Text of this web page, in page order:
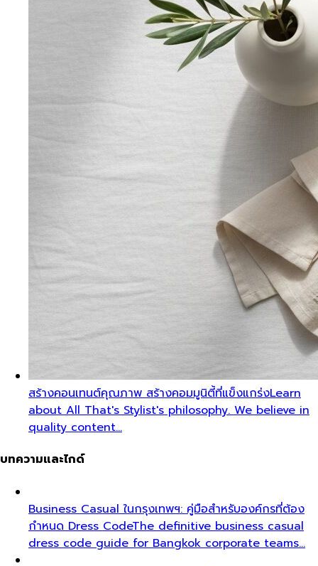
สร้างคอนเทนต์คุณภาพ สร้างคอมมูนิตี้ที่แข็งแกร่งLearn
about All That's Stylist's philosophy. We believe in
quality content…
บทความและไกด์
Business Casual ในกรุงเทพฯ: คู่มือสำหรับองค์กรที่ต้อง
กำหนด Dress CodeThe definitive business casual
dress code guide for Bangkok corporate teams…